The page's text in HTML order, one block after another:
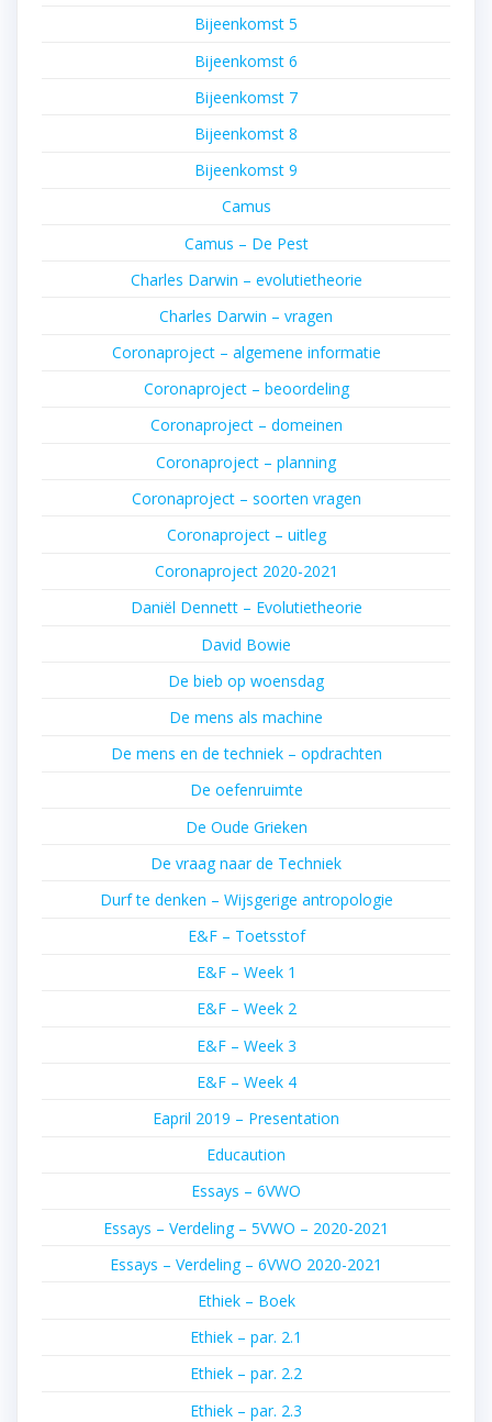
Bijeenkomst 5
Bijeenkomst 6
Bijeenkomst 7
Bijeenkomst 8
Bijeenkomst 9
Camus
Camus – De Pest
Charles Darwin – evolutietheorie
Charles Darwin – vragen
Coronaproject – algemene informatie
Coronaproject – beoordeling
Coronaproject – domeinen
Coronaproject – planning
Coronaproject – soorten vragen
Coronaproject – uitleg
Coronaproject 2020-2021
Daniël Dennett – Evolutietheorie
David Bowie
De bieb op woensdag
De mens als machine
De mens en de techniek – opdrachten
De oefenruimte
De Oude Grieken
De vraag naar de Techniek
Durf te denken – Wijsgerige antropologie
E&F – Toetsstof
E&F – Week 1
E&F – Week 2
E&F – Week 3
E&F – Week 4
Eapril 2019 – Presentation
Educaution
Essays – 6VWO
Essays – Verdeling – 5VWO – 2020-2021
Essays – Verdeling – 6VWO 2020-2021
Ethiek – Boek
Ethiek – par. 2.1
Ethiek – par. 2.2
Ethiek – par. 2.3